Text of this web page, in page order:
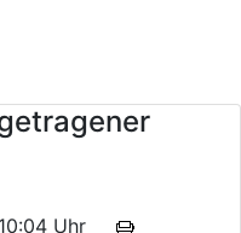
10:04 Uhr